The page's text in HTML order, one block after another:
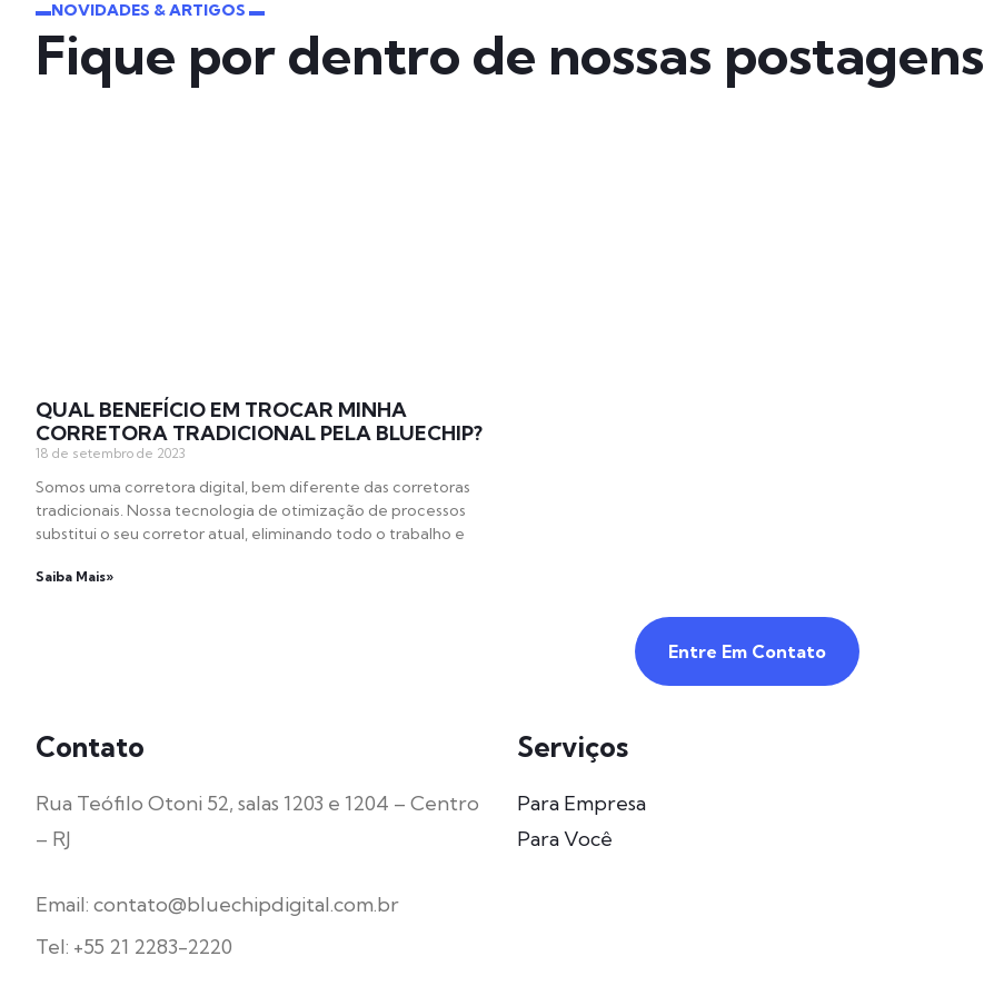
▬NOVIDADES & ARTIGOS ▬
Fique por dentro de nossas postagens
QUAL BENEFÍCIO EM TROCAR MINHA
CORRETORA TRADICIONAL PELA BLUECHIP?
18 de setembro de 2023
Somos uma corretora digital, bem diferente das corretoras
tradicionais. Nossa tecnologia de otimização de processos
substitui o seu corretor atual, eliminando todo o trabalho e
Saiba Mais»
Entre Em Contato
Contato
Rua Teófilo Otoni 52, salas 1203 e 1204 – Centro
– RJ
Email: contato@bluechipdigital.com.br
Tel: +55 21 2283-2220
Serviços
Para Empresa
Para Você